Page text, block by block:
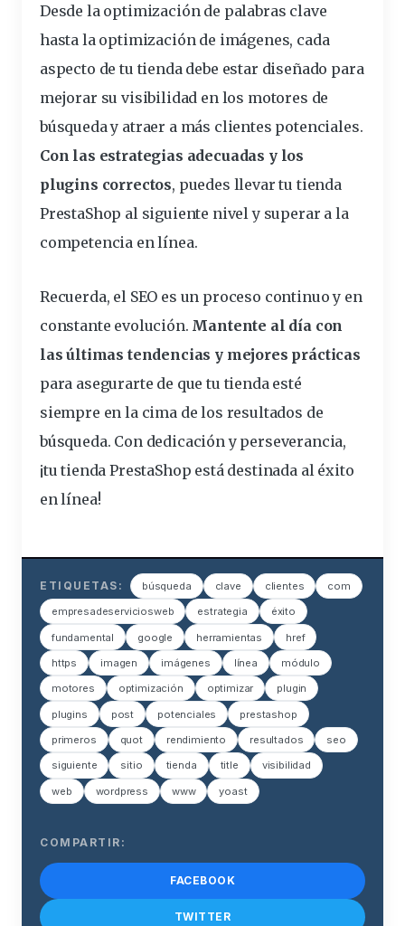
Desde la optimización de palabras clave
hasta la optimización de imágenes, cada
aspecto de tu tienda debe estar diseñado para
mejorar su visibilidad en los motores de
búsqueda y atraer a más clientes potenciales.
Con las estrategias adecuadas y los
plugins correctos, puedes llevar tu tienda
PrestaShop al siguiente nivel y superar a la
competencia en línea.
Recuerda, el SEO es un proceso continuo y en
constante evolución. Mantente al día con
las últimas tendencias y mejores prácticas
para asegurarte de que tu tienda esté
siempre en la cima de los resultados de
búsqueda. Con dedicación y perseverancia,
¡tu tienda PrestaShop está destinada al éxito
en línea!
ETIQUETAS: búsqueda clave clientes com
empresadeserviciosweb estrategia éxito
fundamental google herramientas href
https imagen imágenes línea módulo
motores optimización optimizar plugin
plugins post potenciales prestashop
primeros quot rendimiento resultados seo
siguiente sitio tienda title visibilidad
web wordpress www yoast
COMPARTIR:
FACEBOOK
TWITTER